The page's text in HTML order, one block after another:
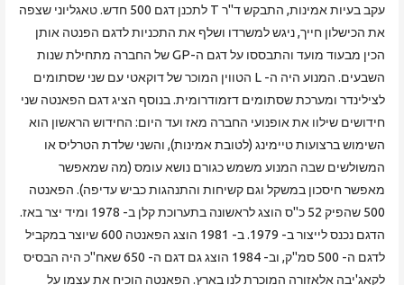
עקב בעיות אמינות, התבקש ד"ר T לתכנן דגם 500 חדש. טאגליוני שצפה
את הכישלון חייך, ניגש למשרדו ושלף את התכניות לדגם הפנטה אותן
הכין מבעוד מועד והתבססו על דגם ה-GP של החברה מתחילת שנות
השבעים. המנוע היה ה- L הטווין המוכר של דוקאטי עם שני שסתומים
לצילינדר ומערכת שסתומים דזמודרומית. בנוסף הציג דגם הפאנטה שני
חידושים שילוו את אופנועי החברה מאז ועד היום: החידוש הראשון הוא
השימוש ברצועות טיימינג (לטובת אמינות), והשני שלדת הטרליס או
המשולשים שבה המנוע משמש כגורם נושא עומס (מה שמאפשר
מאפשר חיסכון במשקל וגם קשיחות והתנהגות כביש עדיפה). הפאנטה
500 שהפיק 52 כ"ס הוצג לראשונה בתערוכת קלן ב- 1978 ומיד יצר באז.
הדגם נכנס לייצור ב- 1979. ב- 1981 הוצג הפאנטה 600 שיוצר במקביל
לדגם ה- 500 סמ"ק, וב- 1984 הוצג גם דגם ה- 650 שאח"כ היה הבסיס
לקאג'יבה אלאזורה המוכרת לנו בארץ. הפאנטה הוכיח את עצמו על